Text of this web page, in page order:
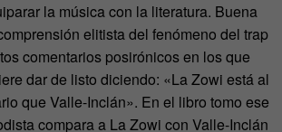
la música con la literatura. Buena
elitista del fenómeno del trap
comentarios posirónicos en los que
dar de listo diciendo: «La Zowi está al
que Valle-Inclán». En el libro tomo ese
compara a La Zowi con Valle-Inclán